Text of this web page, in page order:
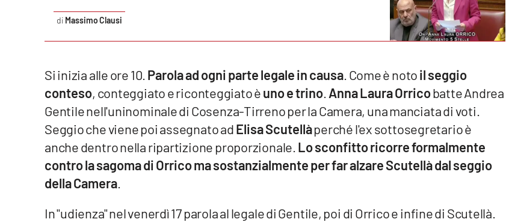
Vibo Valentia
Lamezia Terme
Massimo Clausi
Si inizia alle ore 10. Parola ad ogni parte legale in causa. Come è notoil seggio
conteso, conteggiato e riconteggiato èuno e trino Anna Laura Orricobatte Andrea
Gentile nell'uninominale di Cosenza-Tirreno per la Camera, una manciata di voti.
Seggio che viene poi assegnato adElisa Scutellàperché l'ex sottosegretario è
anche dentro nella ripartizione proporzionale. Lo sconfitto ricorre formalmente
contro la sagoma di Orricoma sostanzialmente per far alzare Scutellà dal seggio
della Camera
In "udienza" nel venerdì 17 parola al legale di Gentile, poi di Orrico e infine di Scutellà.